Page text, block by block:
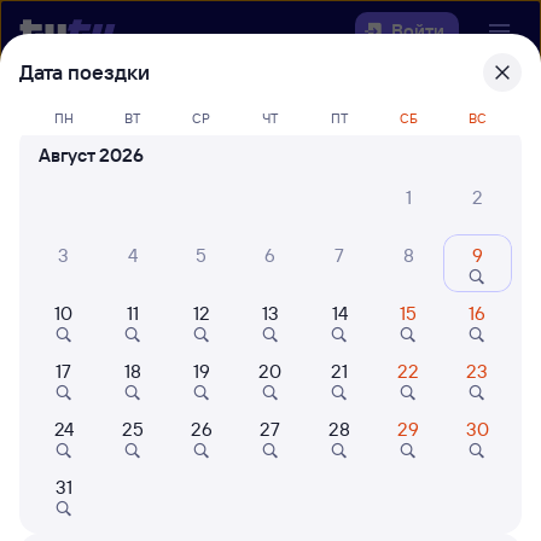
Войти
Выберите день, чтобы найтиж/д
билеты Куйтун — Баляга
Куда
Когда
Кто едет
Найти поезда
Дата поездки
ПН ВТ СР ЧТ ПТ СБ ВС
Август 2026
1
2
3 4 5 6 7 8 9
10 11 12 13 14 15 16
17 18 19 20 21 22 23
24 25 26 27 28 29 30
31